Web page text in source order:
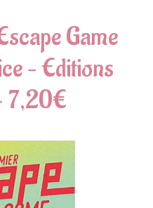
Game
– Editions
7,20€